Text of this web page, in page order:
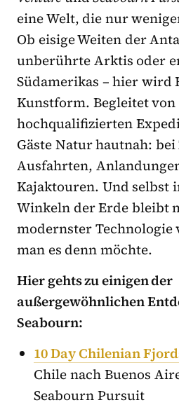
eine Welt, die nur
Ob eisige Weiten der
unberührte Arktis oder
Südamerikas – hier wird
Kunstform. Begleitet von
hochqualifizierten
Gäste Natur hautnah: bei
Ausfahrten,
Kajaktouren. Und selbst
Winkeln der Erde bleibt
modernster Technologie
man es denn möchte.
Hier gehts zu einigen der
außergewöhnlichen
Seabourn:
10 Day Chilenian
Chile nach Buenos
Seabourn Pursuit